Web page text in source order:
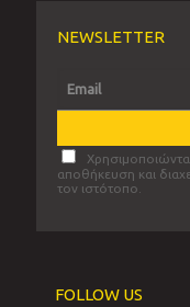
NEWSLETTER
αποθήκευση και
τον ιστότοπο.
FOLLOW US